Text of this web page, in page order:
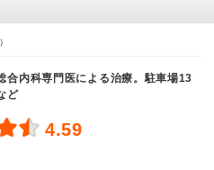
合内科専門医による治療。駐車場13
ど
4.59